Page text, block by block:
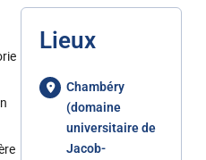
Lieux
Chambéry
(domaine
universitaire de
Jacob-